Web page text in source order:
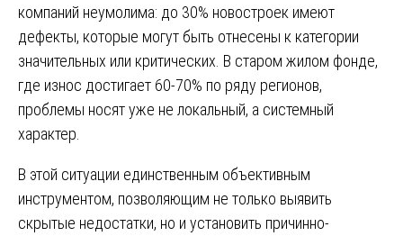
компаний неумолима: до 30% новостроек имеют
дефекты, которые могут быть отнесены к категории
значительных или критических. В старом жилом фонде,
где износ достигает 60-70% по ряду регионов,
проблемы носят уже не локальный, а системный
характер.
В этой ситуации единственным объективным
инструментом, позволяющим не только выявить
скрытые недостатки, но и установить причинно-